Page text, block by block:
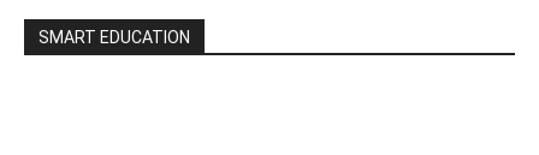
SMART EDUCATION